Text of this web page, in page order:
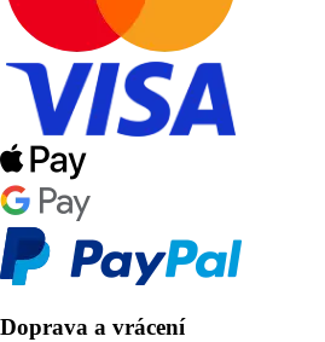
Doprava a vrácení